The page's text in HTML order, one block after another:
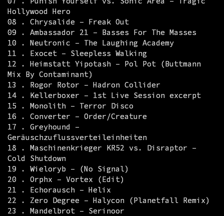
Hollywood Hero
08 . Chrysalide – Freak Out
09 . Ambassador 21 – Basses For The Masses
10 . Neutronic – The Laughing Academy
11 . Exocet – Sleepless Walking
12 . Heimstatt Yipotash – Pol Pot (Buttmann
Mix By Contaminant)
13 . Rogor Rotor – Hadron Collider
14 . Kellerboxer – 1st Live Session excerpt
15 . Monolith – Terror Disco
16 . Converter – Order/Creature
17 . Greyhound –
Geräuschzuflussverteileinheiten
18 . Maschinenkrieger KR52 vs. Disraptor –
Cold Shutdown
19 . Wieloryb – (No Signal)
20 . Orphx – Vortex (Edit)
21 . Echorausch – Helix
22 . Zero Degree – Halycon (Planetfall Remix)
23 . Mandelbrot – Serinoor